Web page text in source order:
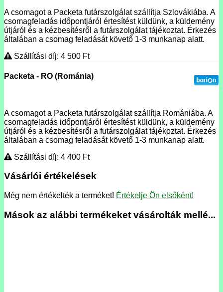
A csomagot a Packeta futárszolgálat szállítja Szlovákiába. A
csomagfeladás időpontjáról értesítést küldünk, a küldemény
útjáról és a kézbesítésről a futárszolgálat tájékoztat. Érkezés
általában a csomag feladását követő 1-3 munkanap alatt.
Szállítási díj: 4 500 Ft
Packeta - RO (Románia)
A csomagot a Packeta futárszolgálat szállítja Romániába. A
csomagfeladás időpontjáról értesítést küldünk, a küldemény
útjáról és a kézbesítésről a futárszolgálat tájékoztat. Érkezés
általában a csomag feladását követő 1-3 munkanap alatt.
Szállítási díj: 4 400 Ft
Vásárlói értékelések
Még nem értékelték a terméket! Értékelje Ön elsőként!
Mások az alábbi termékeket vásárolták mellé...